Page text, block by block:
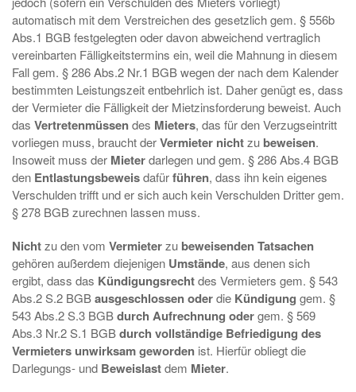
automatisch mit dem Verstreichen des gesetzlich gem. § 556b
Abs.1 BGB festgelegten oder davon abweichend vertraglich
vereinbarten Fälligkeitstermins ein, weil die Mahnung in diesem
Fall gem. § 286 Abs.2 Nr.1 BGB wegen der nach dem Kalender
bestimmten Leistungszeit entbehrlich ist. Daher genügt es, dass
der Vermieter die Fälligkeit der Mietzinsforderung beweist. Auch
das Vertretenmüssendes Mieters, das für den Verzugseintritt
vorliegen muss, braucht derVermieter nichtzu beweisen.
Insoweit muss der Mieterdarlegen und gem. § 286 Abs.4 BGB
den Entlastungsbeweisdafürführen, dass ihn kein eigenes
Verschulden trifft und er sich auch kein Verschulden Dritter gem.
§ 278 BGB zurechnen lassen muss.
Nichtzu den vom Vermieterzu beweisenden Tatsachen
gehören außerdem diejenigen Umstände, aus denen sich
ergibt, dass das Kündigungsrechtdes Vermieters gem. § 543
Abs.2 S.2 BGBausgeschlossen oderdie Kündigung gem. §
543 Abs.2 S.3 BGBdurch Aufrechnung odergem. § 569
Abs.3 Nr.2 S.1 BGBdurch vollständige Befriedigung des
Vermieters unwirksam geworden ist. Hierfür obliegt die
Darlegungs- und Beweislastdem Mieter.